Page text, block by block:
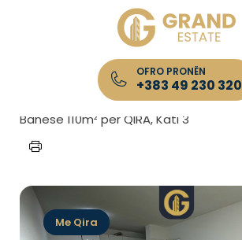
OFRO PRONËN
+383 49 230 320
Lista e Pronave/
Banesë 110m² për QIRA, Kati 3
Me Qira